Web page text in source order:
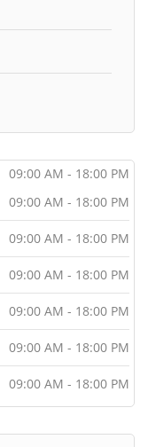
09:00 AM - 18:00 PM
09:00 AM - 18:00 PM
09:00 AM - 18:00 PM
09:00 AM - 18:00 PM
09:00 AM - 18:00 PM
09:00 AM - 18:00 PM
09:00 AM - 18:00 PM